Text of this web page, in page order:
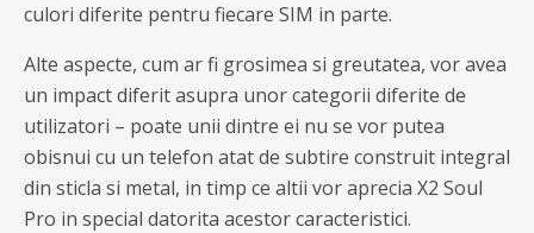
culori diferite pentru fiecare SIM in parte.
Alte aspecte, cum ar fi grosimea si greutatea, vor avea
un impact diferit asupra unor categorii diferite de
utilizatori – poate unii dintre ei nu se vor putea
obisnui cu un telefon atat de subtire construit integral
din sticla si metal, in timp ce altii vor aprecia X2 Soul
Pro in special datorita acestor caracteristici.